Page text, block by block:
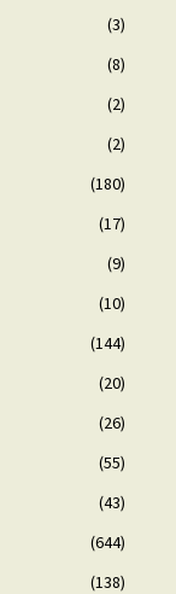
(3)
(8)
(2)
(2)
(180)
(17)
(9)
(10)
(144)
(20)
(26)
(55)
(43)
(644)
(138)